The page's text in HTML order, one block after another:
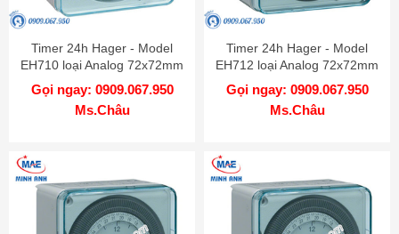
Timer 24h Hager - Model
EH710 loại Analog 72x72mm
Gọi ngay: 0909.067.950
Ms.Châu
Timer 24h Hager - Model
EH712 loại Analog 72x72mm
Gọi ngay: 0909.067.950
Ms.Châu